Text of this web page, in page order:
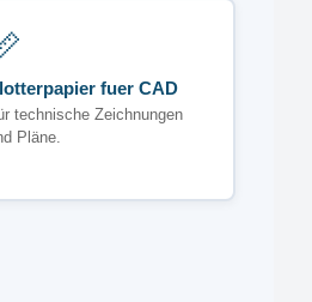
fuer CAD
technische Zeichnungen
Pläne.